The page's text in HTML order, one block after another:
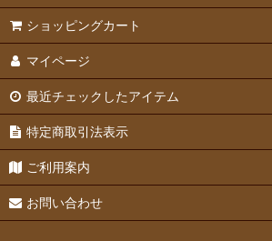
ショッピングカート
マイページ
最近チェックしたアイテム
特定商取引法表示
ご利用案内
お問い合わせ